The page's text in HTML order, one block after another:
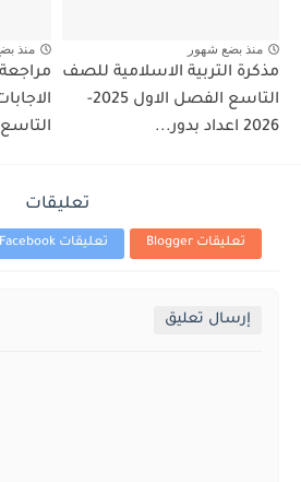
منذ بضع شهور
مذكرة التربية الاسلامية للصف
التاسع الفصل الاول 2025-
2026 اعداد بدور...
منذ
تعليقات
تعليقات Blogger تعليقات Facebook
إرسال تعليق